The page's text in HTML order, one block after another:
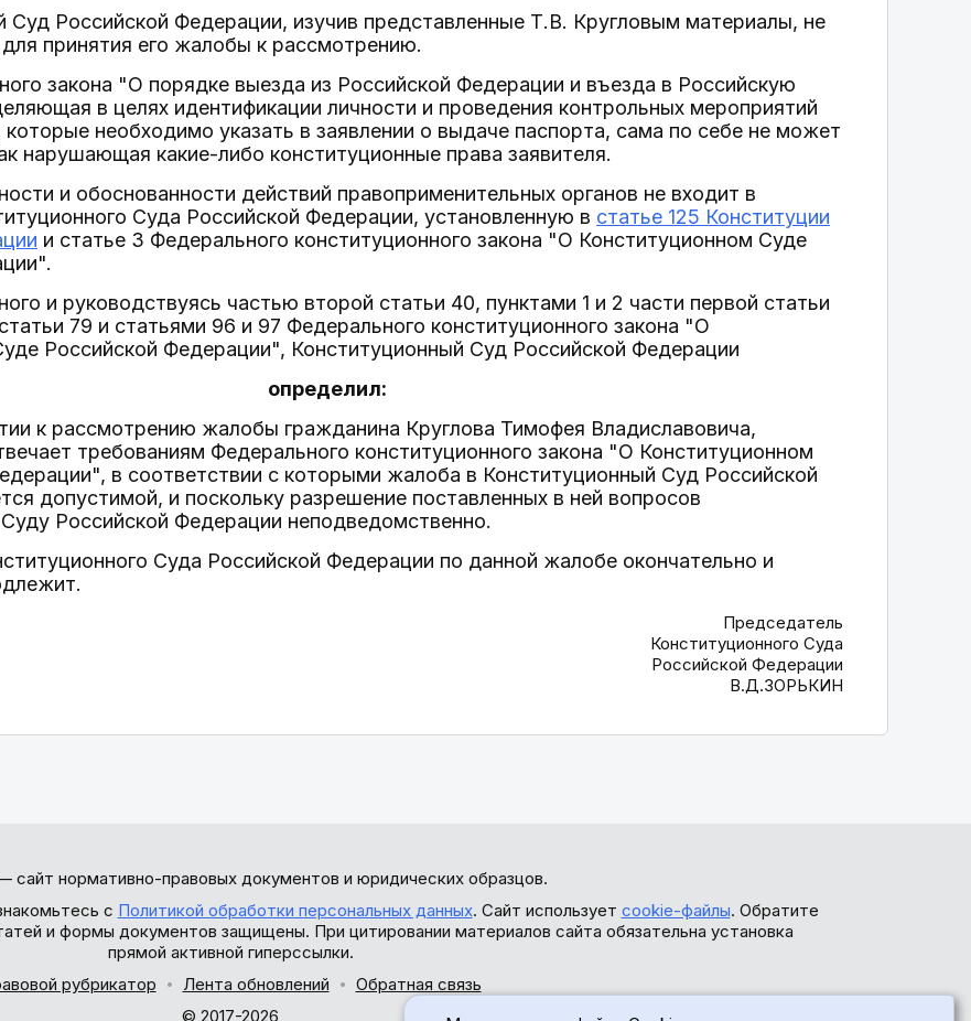
Суд Российской Федерации, изучив представленные Т.В. Кругловым материалы, не
принятия его жалобы к рассмотрению.
закона "О порядке выезда из Российской Федерации и въезда в Российскую
в целях идентификации личности и проведения контрольных мероприятий
которые необходимо указать в заявлении о выдаче паспорта, сама по себе не может
нарушающая какие-либо конституционные права заявителя.
и обоснованности действий правоприменительных органов не входит в
Суда Российской Федерации, установленную в статье 125 Конституции
и статье 3 Федерального конституционного закона "О Конституционном Суде
и руководствуясь частью второй статьи 40, пунктами 1 и 2 части первой статьи
79 и статьями 96 и 97 Федерального конституционного закона "О
Российской Федерации", Конституционный Суд Российской Федерации
определил:
к рассмотрению жалобы гражданина Круглова Тимофея Владиславовича,
требованиям Федерального конституционного закона "О Конституционном
в соответствии с которыми жалоба в Конституционный Суд Российской
допустимой, и поскольку разрешение поставленных в ней вопросов
Российской Федерации неподведомственно.
Суда Российской Федерации по данной жалобе окончательно и
Председатель
Конституционного Суда
Российской Федерации
В.Д.ЗОРЬКИН
сайт нормативно-правовых документов и юридических образцов.
с Политикой обработки персональных данных. Сайт использует cookie-файлы. Обратите
и формы документов защищены. При цитировании материалов сайта обязательна установка
прямой активной гиперссылки.
рубрикатор
Лента обновлений
Обратная связь
© 2017-2026